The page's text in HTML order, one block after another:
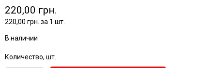
220,00 грн.
220,00 грн. за 1 шт.
В наличии
Количество, шт.